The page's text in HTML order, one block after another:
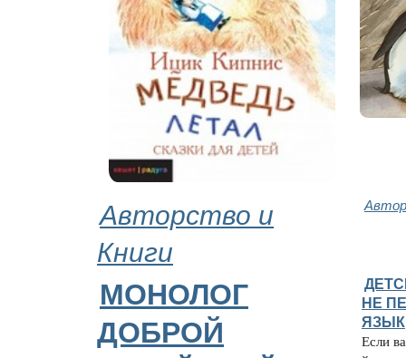
Авторство и
Книги
МОНОЛОГ
ДОБРОЙ
НЕ
ЯЗЫК
Если